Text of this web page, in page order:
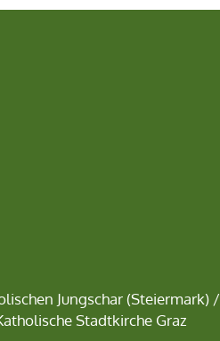
Jungschar(Steiermark) /
Stadtkirche Graz